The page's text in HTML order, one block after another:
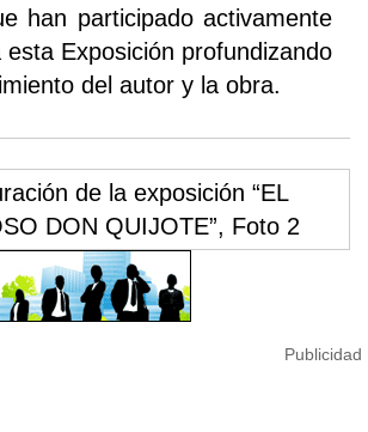
han participado activamente
esta Exposición profundizando
del autor y la obra.